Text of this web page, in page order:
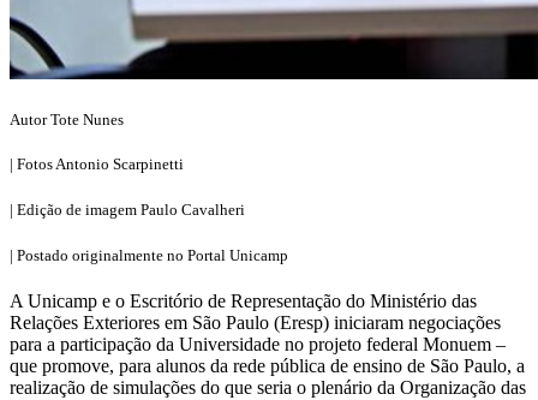
Autor Tote Nunes
| Fotos Antonio Scarpinetti
| Edição de imagem Paulo Cavalheri
| Postado originalmente no Portal Unicamp
A Unicamp e o Escritório de Representação do Ministério das
Relações Exteriores em São Paulo (Eresp) iniciaram negociações
para a participação da Universidade no projeto federal Monuem –
que promove, para alunos da rede pública de ensino de São Paulo, a
realização de simulações do que seria o plenário da Organização das